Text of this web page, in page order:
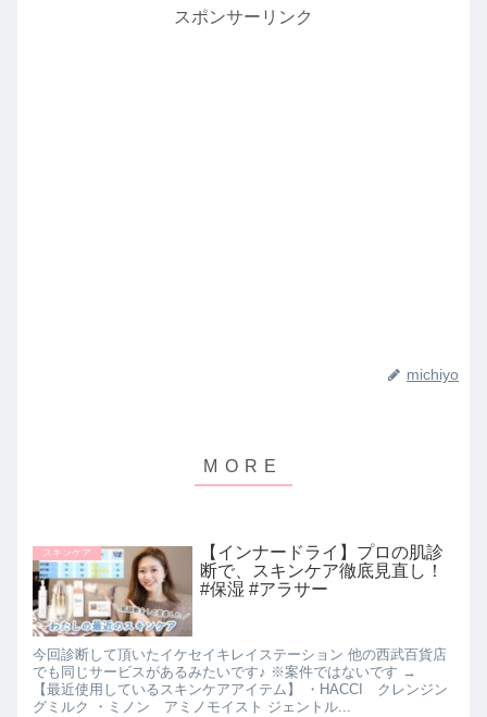
スポンサーリンク
michiyo
スキンケア
【インナードライ】プロの肌診
断で、スキンケア徹底見直し！
#保湿 #アラサー
今回診断して頂いたイケセイキレイステーション 他の西武百貨店
でも同じサービスがあるみたいです♪ ※案件ではないです →
【最近使用しているスキンケアアイテム】 ・HACCI クレンジン
グミルク ・ミノン アミノモイスト ジェントル...